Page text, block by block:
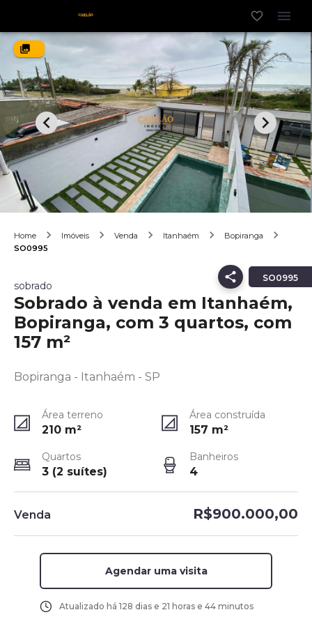
Home Imóveis Venda Itanhaém
Bopiranga
SO0995
SO0995
sobrado
Sobrado à venda em Itanhaém,
Bopiranga, com 3 quartos, com
157 m²
Bopiranga - Itanhaém - SP
Área terreno
210 m²
Área construída
157 m²
Quartos
3 (2 suítes)
Banheiros
4
Venda R$900.000,00
Agendar uma visita
Atualizado há 128 dias e 21 horas e 44 minutos